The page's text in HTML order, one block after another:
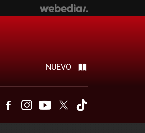
NUEVO
TelegramFacebookInstagramYoutubeTwitter